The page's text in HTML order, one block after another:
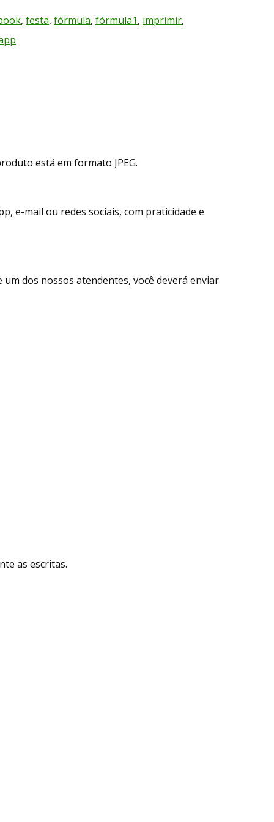
, festa, fórmula, fórmula1, imprimir,
está em formato JPEG.
e-mail ou redes sociais, com praticidade e
dos nossos atendentes, você deverá enviar
as escritas.